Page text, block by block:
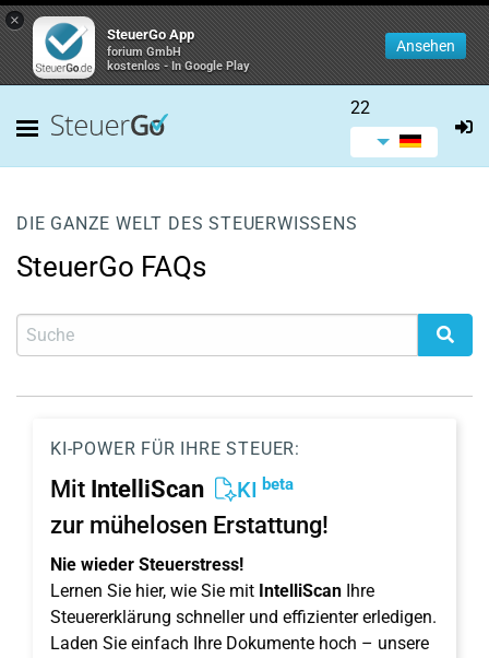
×
SteuerGo App
forium GmbH
kostenlos - In Google Play
Ansehen
22
DIE GANZE WELT DES STEUERWISSENS
SteuerGo FAQs
KI-POWER FÜR IHRE STEUER:
Mit IntelliScan KI beta
zur mühelosen Erstattung!
Nie wieder Steuerstress!
Lernen Sie hier, wie Sie mit IntelliScan Ihre
Steuererklärung schneller und effizienter erledigen.
Laden Sie einfach Ihre Dokumente hoch – unsere